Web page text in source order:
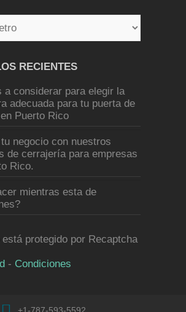
RECIENTES
a considerar para elegir la
adecuada para tu puerta de
Puerto Rico
negocio con nuestros
de cerrajería para empresas
Rico.
mientras esta de
protegido por Recaptcha
- Condiciones